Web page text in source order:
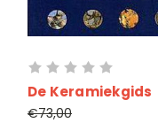
De Keramiekgids
€73,00